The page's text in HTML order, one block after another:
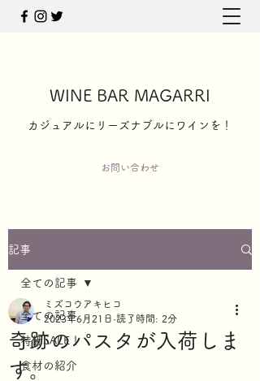
WINE BAR MAGARRI
​カジュアルにリーズナブルにワインを！
お問い合わせ
記事
全ての記事
特価SALE！
食材の紹介
全ての記事
奇跡のパスタが入荷しま
す。
ミズコウアキヒコ
2023年6月21日 読了時間: 2分